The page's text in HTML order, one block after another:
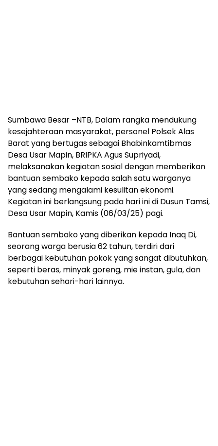
Sumbawa Besar –NTB, Dalam rangka mendukung
kesejahteraan masyarakat, personel Polsek Alas
Barat yang bertugas sebagai Bhabinkamtibmas
Desa Usar Mapin, BRIPKA Agus Supriyadi,
melaksanakan kegiatan sosial dengan memberikan
bantuan sembako kepada salah satu warganya
yang sedang mengalami kesulitan ekonomi.
Kegiatan ini berlangsung pada hari ini di Dusun Tamsi,
Desa Usar Mapin, Kamis (06/03/25) pagi.
Bantuan sembako yang diberikan kepada Inaq Di,
seorang warga berusia 62 tahun, terdiri dari
berbagai kebutuhan pokok yang sangat dibutuhkan,
seperti beras, minyak goreng, mie instan, gula, dan
kebutuhan sehari-hari lainnya.